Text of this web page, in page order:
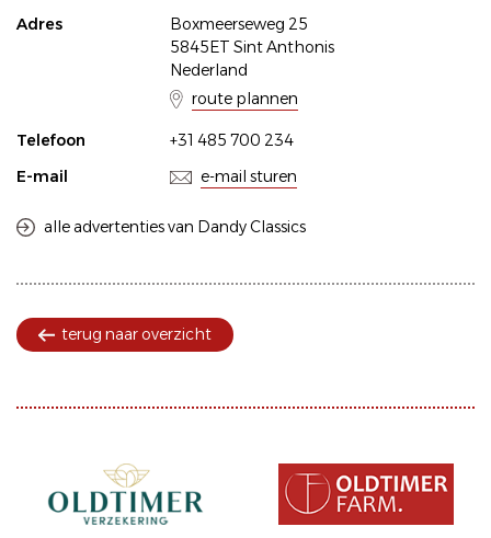
Adres
Boxmeerseweg 25
5845ET Sint Anthonis
Nederland
route plannen
Telefoon
+31 485 700 234
E-mail
e-mail sturen
alle advertenties van Dandy Classics
terug naar overzicht